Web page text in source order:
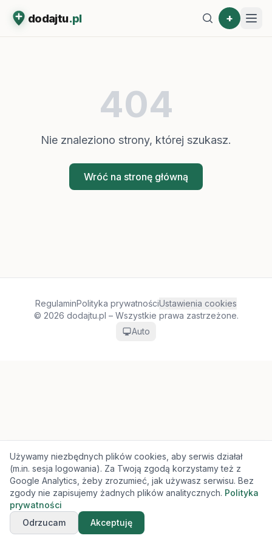
dodajtu.pl +
404
Nie znaleziono strony, której szukasz.
Wróć na stronę główną
RegulaminPolityka prywatnościUstawienia cookies
© 2026 dodajtu.pl – Wszystkie prawa zastrzeżone.
Auto
Używamy niezbędnych plików cookies, aby serwis działał
(m.in. sesja logowania). Za Twoją zgodą korzystamy też z
Google Analytics, żeby zrozumieć, jak używasz serwisu. Bez
zgody nie zapisujemy żadnych plików analitycznych. Polityka
prywatności
Odrzucam
Akceptuję